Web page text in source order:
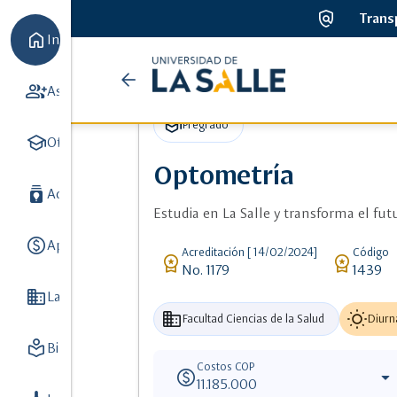
policy
arrow_back
Universidad
de
la
Salle
home Inicio
group_addAspirantes
schoolOferta académica
batch_prediction Admisiones y Registro
paidApoyo Financiero
DomainLa Universidad
local_library Biblioteca
ads_click Detalle de Optometría
schoolPregrado
Optometría
Estudia en La Salle y transforma el
workspace_premium Acreditación [ 14/02/2024]
No. 1179 workspace_premiumCódigo
1439
businessFacultad Ciencias de la Salud wb_sunny
paidCostos COP
11.185.000 arrow_drop_down